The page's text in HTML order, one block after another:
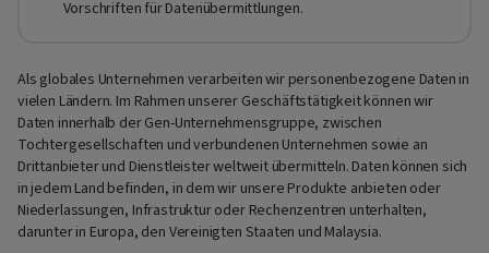
Vorschriften für Datenübermittlungen.
Als globales Unternehmen verarbeiten wir personenbezogene Daten in
vielen Ländern. Im Rahmen unserer Geschäftstätigkeit können wir
Daten innerhalb der Gen-Unternehmensgruppe, zwischen
Tochtergesellschaften und verbundenen Unternehmen sowie an
Drittanbieter und Dienstleister weltweit übermitteln. Daten können sich
in jedem Land befinden, in dem wir unsere Produkte anbieten oder
Niederlassungen, Infrastruktur oder Rechenzentren unterhalten,
darunter in Europa, den Vereinigten Staaten und Malaysia.